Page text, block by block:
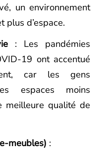
un environnement
plus d’espace.
: Les pandémies
19 ont accentué
car les gens
espaces moins
meilleure qualité de
meubles) :